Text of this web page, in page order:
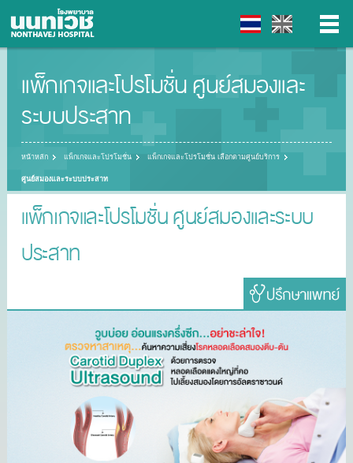
แพ็กเกจและโปรโมชั่น ศูนย์สมองและ
ระบบประสาท
หน้าหลัก แพ็กเกจและโปรโมชั่น แพ็กเกจและโปรโมชั่น เลือกตามศูนย์บริการ
ศูนย์สมองและระบบประสาท
แพ็กเกจและโปรโมชั่น ศูนย์สมองและระบบ
ประสาท